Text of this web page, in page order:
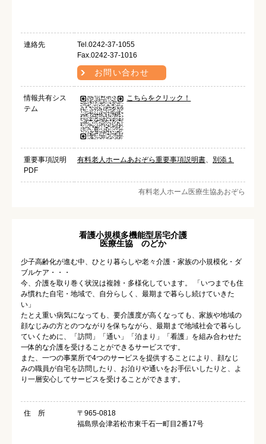
連絡先
Tel.0242-37-1055
Fax.0242-37-1016
お問い合わせ
情報共有シス
テム
こちらをクリック！
重要事項説明
PDF
有料老人ホームあおぞら重要事項説明書、 別添１
有料老人ホーム医療生協あおぞら
看護小規模多機能型居宅介護
医療生協 のどか
少子高齢化が進む中、ひとり暮らしや老々介護・家族の小規模化・ダ
ブルケア・・・
今、介護を取り巻く状況は複雑・多様化しています。 「いつまでも住
み慣れた自宅・地域で、自分らしく、最期まで暮らし続けていきた
い」
たとえ重い病気になっても、要介護度が高くなっても、家族や地域の
顔なじみの方とのつながりを保ちながら、最期まで地域社会で暮らし
ていくために、「訪問」「通い」「泊まり」「看護」を組み合わせた
一体的な介護を受けることができるサービスです。
また、一つの事業所で4つのサービスを提供することにより、顔なじ
みの職員が自宅を訪問したり、お泊りや通いをお手伝いしたりと、よ
り一層安心してサービスを受けることができます。
住 所
〒965-0818
福島県会津若松市東千石一町目2番17号